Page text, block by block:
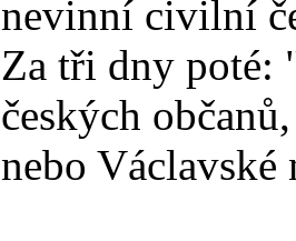
nevinní civilní
Za tři dny poté:
českých
nebo